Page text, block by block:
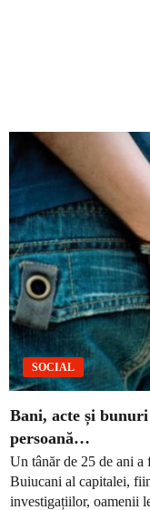
SOCIAL
Bani, acte și bunuri
persoană…
Un tânăr de 25 de ani
Buiucani al capitalei,
investigațiilor, oamenii